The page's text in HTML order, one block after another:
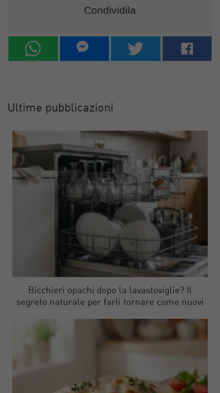
Condividila
Ultime pubblicazioni
Bicchieri opachi dopo la lavastoviglie? Il
segreto naturale per farli tornare come nuovi